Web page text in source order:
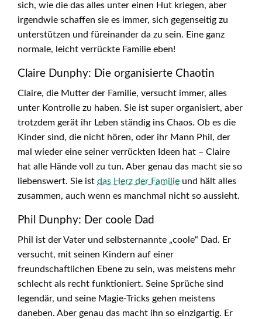
sich, wie die das alles unter einen Hut kriegen, aber
irgendwie schaffen sie es immer, sich gegenseitig zu
unterstützen und füreinander da zu sein. Eine ganz
normale, leicht verrückte Familie eben!
Claire Dunphy: Die organisierte Chaotin
Claire, die Mutter der Familie, versucht immer, alles
unter Kontrolle zu haben. Sie ist super organisiert, aber
trotzdem gerät ihr Leben ständig ins Chaos. Ob es die
Kinder sind, die nicht hören, oder ihr Mann Phil, der
mal wieder eine seiner verrückten Ideen hat – Claire
hat alle Hände voll zu tun. Aber genau das macht sie so
liebenswert. Sie ist das Herz der Familie und hält alles
zusammen, auch wenn es manchmal nicht so aussieht.
Phil Dunphy: Der coole Dad
Phil ist der Vater und selbsternannte „coole“ Dad. Er
versucht, mit seinen Kindern auf einer
freundschaftlichen Ebene zu sein, was meistens mehr
schlecht als recht funktioniert. Seine Sprüche sind
legendär, und seine Magie-Tricks gehen meistens
daneben. Aber genau das macht ihn so einzigartig. Er